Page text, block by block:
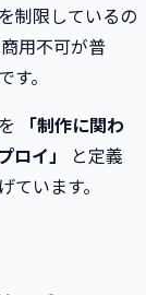
制限しているの
用不可が普
。
「制作に関わ
イ」
と定義
います。